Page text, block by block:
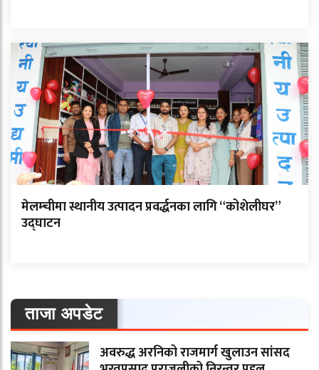
मेलम्चीमा स्थानीय उत्पादन प्रवर्द्धनका लागि “कोशेलीघर”
उद्घाटन
ताजा अपडेट
अवरुद्ध अरनिको राजमार्ग खुलाउन सांसद